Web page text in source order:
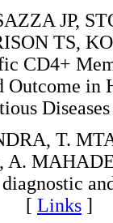
JP,
TS,
CD4+
Outcome
T.
[ Links ]